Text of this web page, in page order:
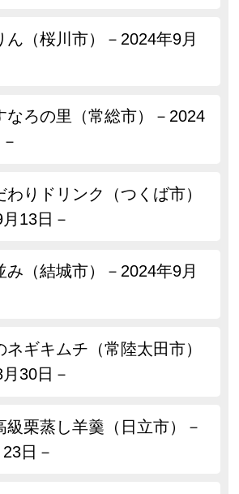
ん（桜川市）－2024年9月
なろの里（常総市）－2024
わりドリンク（つくば市）
13日－
み（結城市）－2024年9月
ネギキムチ（常陸太田市）
30日－
級栗蒸し羊羹（日立市）－
日－